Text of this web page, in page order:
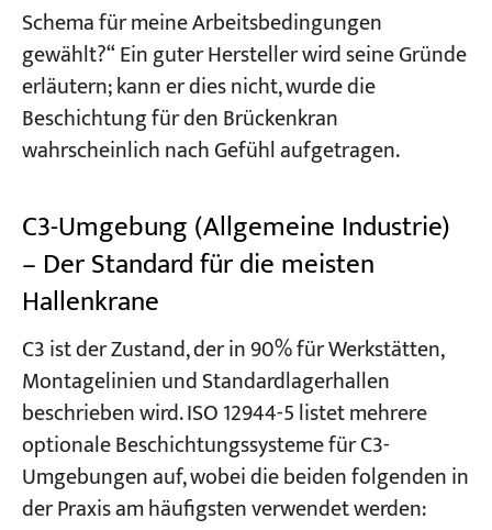
Schema für meine Arbeitsbedingungen
gewählt?“ Ein guter Hersteller wird seine Gründe
erläutern; kann er dies nicht, wurde die
Beschichtung für den Brückenkran
wahrscheinlich nach Gefühl aufgetragen.
C3-Umgebung (Allgemeine Industrie)
– Der Standard für die meisten
Hallenkrane
C3 ist der Zustand, der in 90% für Werkstätten,
Montagelinien und Standardlagerhallen
beschrieben wird. ISO 12944-5 listet mehrere
optionale Beschichtungssysteme für C3-
Umgebungen auf, wobei die beiden folgenden in
der Praxis am häufigsten verwendet werden: